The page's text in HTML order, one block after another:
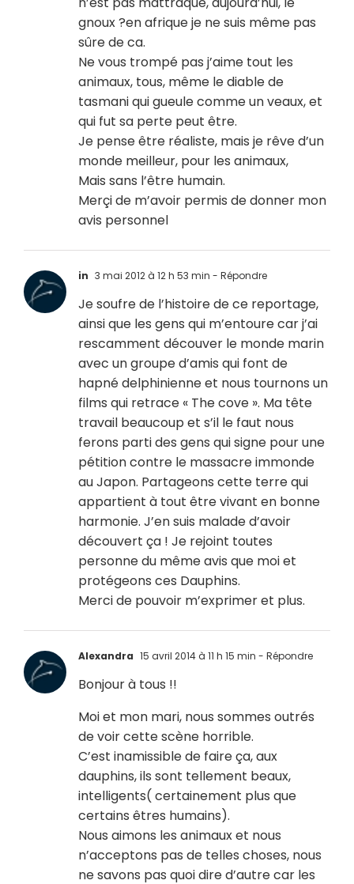
gnoux ?en afrique je ne suis même pas
sûre de ca.
Ne vous trompé pas j’aime tout les
animaux, tous, même le diable de
tasmani qui gueule comme un veaux, et
qui fut sa perte peut être.
Je pense être réaliste, mais je rêve d’un
monde meilleur, pour les animaux,
Mais sans l’être humain.
Merçi de m’avoir permis de donner mon
avis personnel
in 3 mai 2012 à 12 h 53 min - Répondre
Je soufre de l’histoire de ce reportage,
ainsi que les gens qui m’entoure car j’ai
rescamment découver le monde marin
avec un groupe d’amis qui font de
hapné delphinienne et nous tournons un
films qui retrace « The cove ». Ma tête
travail beaucoup et s’il le faut nous
ferons parti des gens qui signe pour une
pétition contre le massacre immonde
au Japon. Partageons cette terre qui
appartient à tout être vivant en bonne
harmonie. J’en suis malade d’avoir
découvert ça ! Je rejoint toutes
personne du même avis que moi et
protégeons ces Dauphins.
Merci de pouvoir m’exprimer et plus.
Alexandra 15 avril 2014 à 11 h 15 min - Répondre
Bonjour à tous !!
Moi et mon mari, nous sommes outrés
de voir cette scène horrible.
C’est inamissible de faire ça, aux
dauphins, ils sont tellement beaux,
intelligents( certainement plus que
certains êtres humains).
Nous aimons les animaux et nous
n’acceptons pas de telles choses, nous
ne savons pas quoi dire d’autre car les